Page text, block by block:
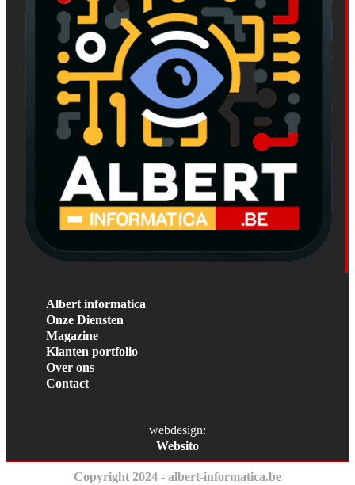
Albert informatica
Onze Diensten
Magazine
Klanten portfolio
Over ons
Contact
webdesign:
Websito
Copyright 2024 - albert-informatica.be